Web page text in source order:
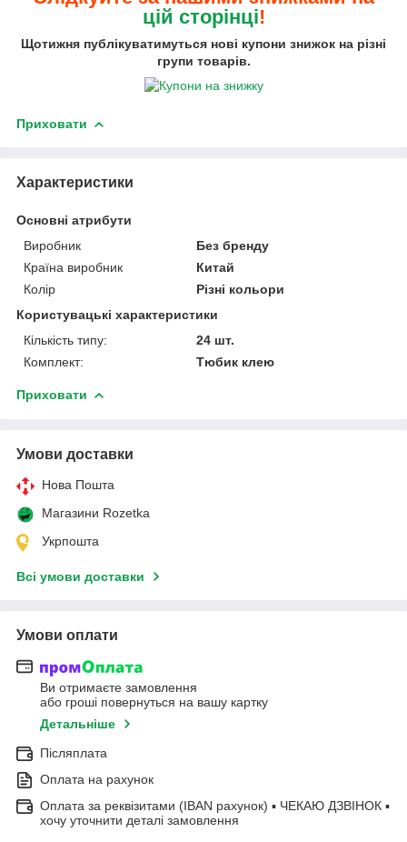
цій сторінці!
Щотижня публікуватимуться нові купони знижок на різні
групи товарів.
Приховати
Характеристики
Основні атрибути
Виробник
Без бренду
Країна виробник
Китай
Колір
Різні кольори
Користувацькі характеристики
Кількість типу:
24 шт.
Комплект:
Тюбик клею
Приховати
Умови доставки
Нова Пошта
Магазини Rozetka
Укрпошта
Всі умови доставки
Умови оплати
Ви отримаєте замовлення
або гроші повернуться на вашу картку
Детальніше
Післяплата
Оплата на рахунок
Оплата за реквізитами (IBAN рахунок) ▪ ЧЕКАЮ ДЗВІНОК ▪
хочу уточнити деталі замовлення